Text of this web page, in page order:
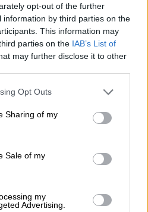
opt-out of the further
by third parties on the
This information may
parties on the IAB’s List of
may further disclose it to other
app uses one or more Google
behaviour. You may click to
and its third-party tags to
purposes in below Google
Opt Outs
Sharing of my
Sale of my
my
Advertising.
στα λευκά, ενώ προς